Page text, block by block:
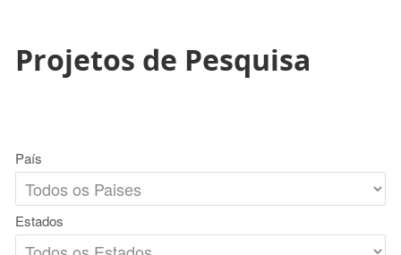
Projetos de Pesquisa
País
Estados